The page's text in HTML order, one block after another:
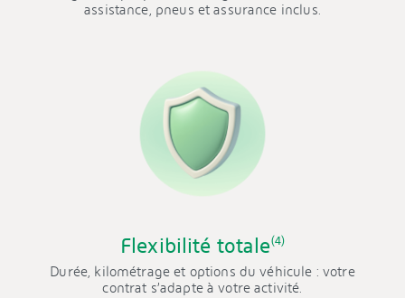
assistance, pneus et assurance inclus.
Flexibilité totale(4)
Durée, kilométrage et options du véhicule : votre
contrat s’adapte à votre activité.